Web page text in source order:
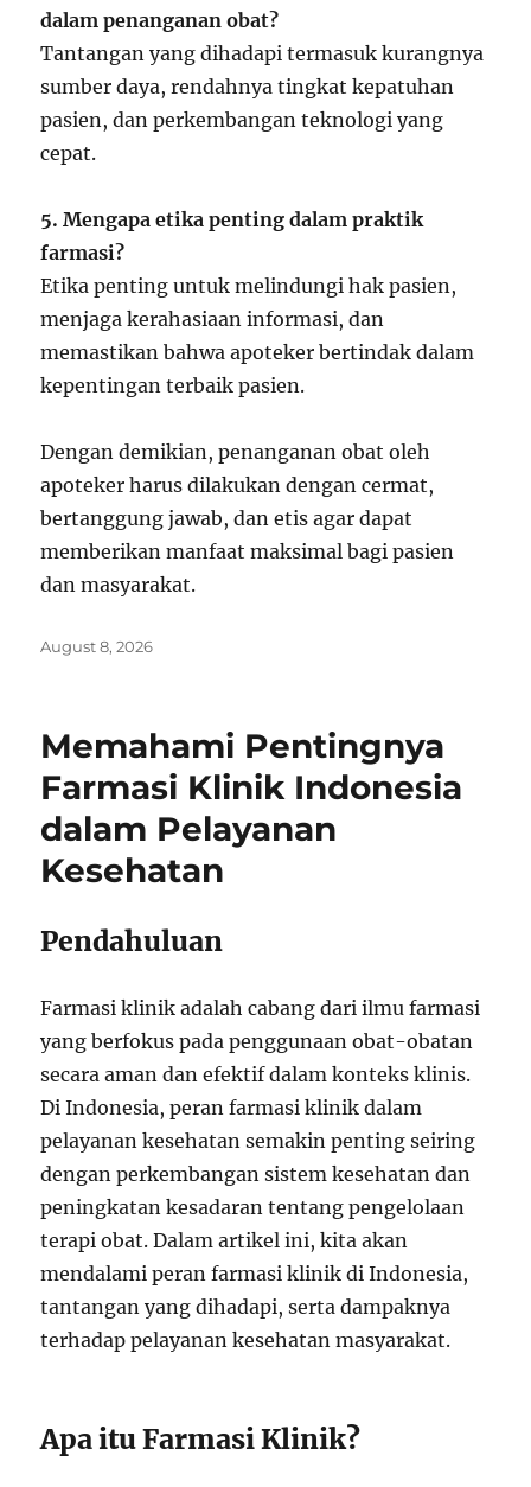
dalam penanganan obat?
Tantangan yang dihadapi termasuk kurangnya
sumber daya, rendahnya tingkat kepatuhan
pasien, dan perkembangan teknologi yang
cepat.
5. Mengapa etika penting dalam praktik
farmasi?
Etika penting untuk melindungi hak pasien,
menjaga kerahasiaan informasi, dan
memastikan bahwa apoteker bertindak dalam
kepentingan terbaik pasien.
Dengan demikian, penanganan obat oleh
apoteker harus dilakukan dengan cermat,
bertanggung jawab, dan etis agar dapat
memberikan manfaat maksimal bagi pasien
dan masyarakat.
Posted
August 8, 2026
Memahami Pentingnya
Farmasi Klinik Indonesia
dalam Pelayanan
Kesehatan
Pendahuluan
Farmasi klinik adalah cabang dari ilmu farmasi
yang berfokus pada penggunaan obat-obatan
secara aman dan efektif dalam konteks klinis.
Di Indonesia, peran farmasi klinik dalam
pelayanan kesehatan semakin penting seiring
dengan perkembangan sistem kesehatan dan
peningkatan kesadaran tentang pengelolaan
terapi obat. Dalam artikel ini, kita akan
mendalami peran farmasi klinik di Indonesia,
tantangan yang dihadapi, serta dampaknya
terhadap pelayanan kesehatan masyarakat.
Apa itu Farmasi Klinik?